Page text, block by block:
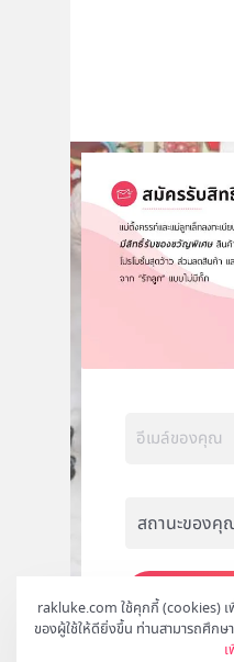
rakluke.com ใช้คุกกี้ (cookies)
ของผู้ใช้ให้ดียิ่งขึ้น ท่านสามารถศึกษา